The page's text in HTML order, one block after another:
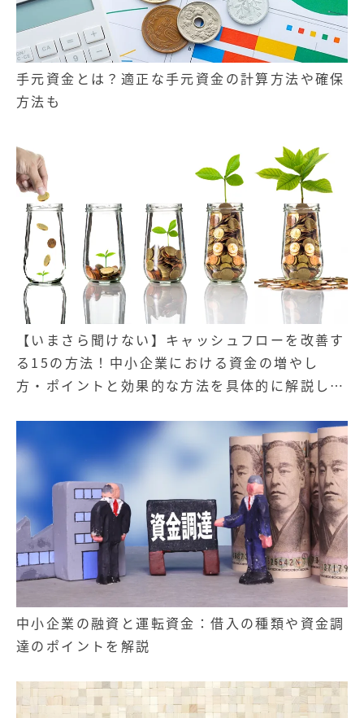
手元資金とは？適正な手元資金の計算方法や確保
方法も
【いまさら聞けない】キャッシュフローを改善す
る15の方法！中小企業における資金の増やし
方・ポイントと効果的な方法を具体的に解説しま
中小企業の融資と運転資金：借入の種類や資金調
達のポイントを解説